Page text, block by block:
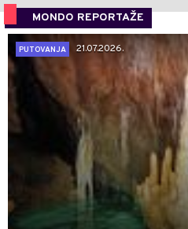
MONDO REPORTAŽE
PUTOVANJA
21.07.2026.